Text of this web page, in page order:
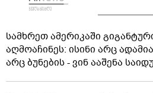
სამხრეთ ამერიკაში
აღმოაჩინეს: ისინი არც
არც ბუნების - ვინ ააშენა